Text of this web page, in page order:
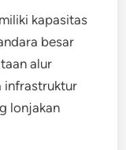
kapasitas
besar
alur
infrastruktur
lonjakan